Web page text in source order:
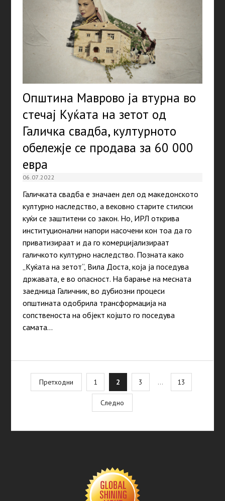
Општина Маврово ја втурна во
стечај Куќата на зетот од
Галичка свадба, културното
обележје се продава за 60 000
евра
06.07.2022
Галичката свадба е значаен дел од македонското
културно наследство, а вековно старите стилски
куќи се заштитени со закон. Но, ИРЛ открива
институционални напори насочени кон тоа да го
приватизираат и да го комерцијализираат
галичкото културно наследство. Позната како
„Куќата на зетот“, Вила Доста, која ја поседува
државата, е во опасност. На барање на месната
заедница Галичник, во дубиозни процеси
општината одобрила трансформација на
сопственоста на објект којшто го поседува
самата…
Posts
pagination
Претходни 1 2 3 … 13
Следно